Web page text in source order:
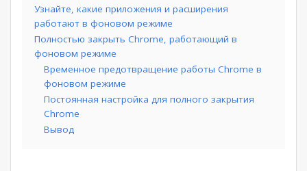
Узнайте, какие приложения и расширения
работают в фоновом режиме
Полностью закрыть Chrome, работающий в
фоновом режиме
Временное предотвращение работы Chrome в
фоновом режиме
Постоянная настройка для полного закрытия
Chrome
Вывод